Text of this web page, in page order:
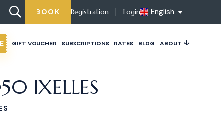
BOOK Registration Login English
GIFT VOUCHER SUBSCRIPTIONS RATES BLOG ABOUT
IXELLES